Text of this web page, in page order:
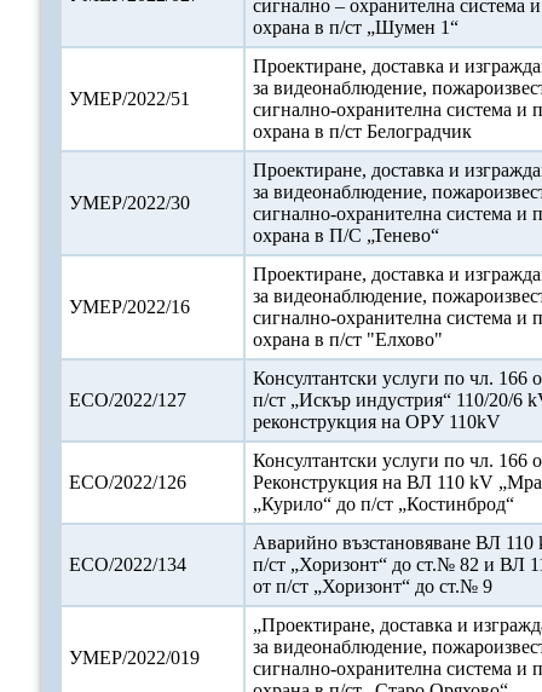
сигнално – охранителна система
охрана в п/ст „Шумен 1“
УМЕР/2022/51
Проектиране, доставка и
за видеонаблюдение,
сигнално-охранителна система и
охрана в п/ст Белоградчик
УМЕР/2022/30
Проектиране, доставка и
за видеонаблюдение,
сигнално-охранителна система и
охрана в П/С „Тенево“
УМЕР/2022/16
Проектиране, доставка и
за видеонаблюдение,
сигнално-охранителна система и
охрана в п/ст "Елхово"
ЕСО/2022/127
Консултантски услуги по чл. 166
п/ст „Искър индустрия“ 110/20/6
реконструкция на ОРУ 110kV
ЕСО/2022/126
Консултантски услуги по чл. 166
Реконструкция на ВЛ 110 kV
„Курило“ до п/ст „Костинброд“
ЕСО/2022/134
Аварийно възстановяване ВЛ 110
п/ст „Хоризонт“ до ст.№ 82 и ВЛ
от п/ст „Хоризонт“ до ст.№ 9
УМЕР/2022/019
„Проектиране, доставка и
за видеонаблюдение,
сигнално-охранителна система и